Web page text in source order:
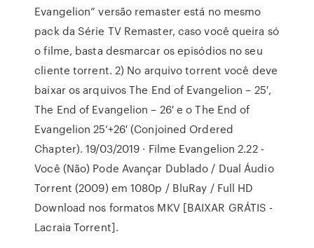
Evangelion” versão remaster está no mesmo
pack da Série TV Remaster, caso você queira só
o filme, basta desmarcar os episódios no seu
cliente torrent. 2) No arquivo torrent você deve
baixar os arquivos The End of Evangelion – 25′,
The End of Evangelion – 26′ e o The End of
Evangelion 25’+26′ (Conjoined Ordered
Chapter). 19/03/2019 · Filme Evangelion 2.22 -
Você (Não) Pode Avançar Dublado / Dual Áudio
Torrent (2009) em 1080p / BluRay / Full HD
Download nos formatos MKV [BAIXAR GRÁTIS -
Lacraia Torrent].